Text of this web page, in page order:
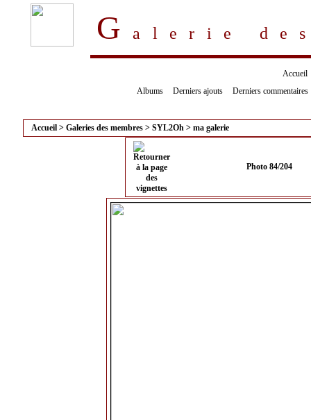
Galerie
Accueil
Albums
Derniers ajouts Derniers commentaires
Accueil > Galeries des membres > SYL2Oh > ma galerie
Photo 84/204